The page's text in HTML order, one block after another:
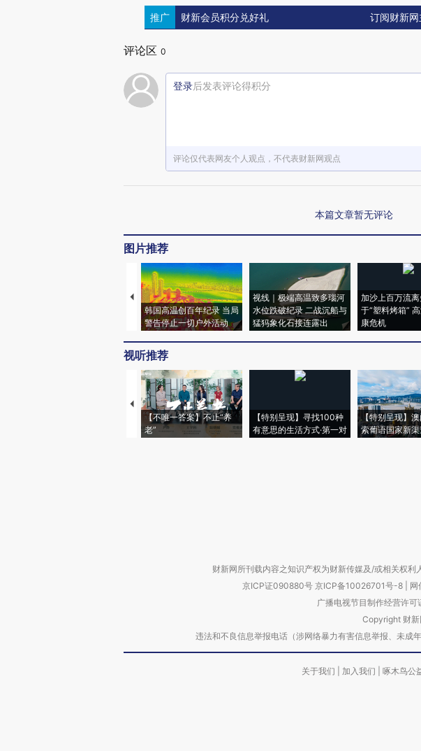
推广 财新会员积分兑好礼 订阅财新
评论区 0
登录后发表评论得积分
评论仅代表网友个人观点，不代表财新网观点
本篇文章暂无评论
图片推荐
韩国高温创百年纪录 当局
警告停止一切户外活动
视线｜极端高温致多瑙河
水位跌破纪录 二战沉船与
猛犸象化石接连露出
加沙上百万流
于“塑料烤箱”
康危机
视听推荐
【不唯一答案】不止“养
老”
【特别呈现】寻找100种
有意思的生活方式·第一对
【特别呈现】
索葡语国家新
财新网所刊载内容之知识产权为财新传媒及/或相关权利
京ICP证090880号 京ICP备10026701号-8 网
广播电视节目制作经营许
Copyright 财新
违法和不良信息举报电话（涉网络暴力有害信息举报、未
关于我们 加入我们 啄木鸟公